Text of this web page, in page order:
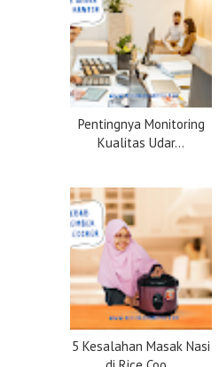
Pentingnya Monitoring
Kualitas Udar...
5 Kesalahan Masak Nasi